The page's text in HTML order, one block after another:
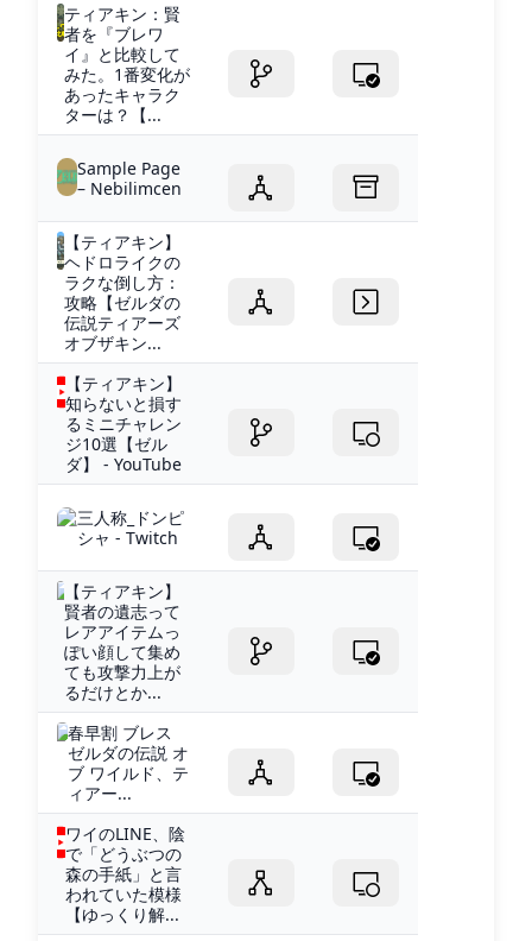
ティアキン：賢
者を『ブレワ
イ』と比較して
みた。1番変化が
あったキャラク
ターは？【...
Sample Page
– Nebilimcen
【ティアキン】
ヘドロライクの
ラクな倒し方：
攻略【ゼルダの
伝説ティアーズ
オブザキン...
【ティアキン】
知らないと損す
るミニチャレン
ジ10選【ゼル
ダ】 - YouTube
三人称_ドンピ
シャ - Twitch
【ティアキン】
賢者の遺志って
レアアイテムっ
ぽい顔して集め
ても攻撃力上が
るだけとか...
春早割 ブレス
ゼルダの伝説 オ
ブ ワイルド、テ
ィアー...
ワイのLINE、陰
で「どうぶつの
森の手紙」と言
われていた模様
【ゆっくり解...